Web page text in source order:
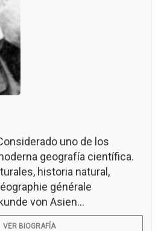
uno de los
geografía científica.
historia natural,
générale
von Asien...
VER BIOGRAFÍA